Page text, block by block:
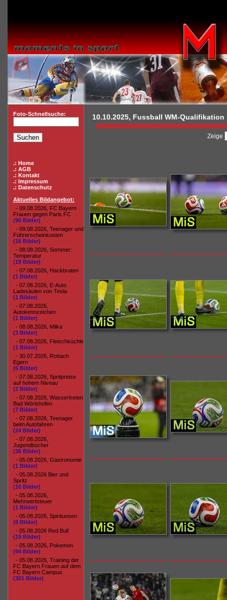
Foto-Schnellsuche:
.: Home
.: AGB
.: Kontakt
.: Impressum
.: Datenschutz
Aktuelles Bildangebot:
- 09.08.2026, FC Bayern
Frauen gegen Paris FC
(90 Bilder)
- 09.08.2026, Teenager und
Führerscheinkosten
(16 Bilder)
- 08.08.2026, Sommer:
Temperatur
(19 Bilder)
- 07.08.2026, Hackbraten
(1 Bilder)
- 07.08.2026, E-Auto
Ladesäulen von Tesla
(1 Bilder)
- 07.08.2026,
Autokennzeichen
(1 Bilder)
- 08.08.2026, Milka
(3 Bilder)
- 07.08.2026, Fleischküchle
(1 Bilder)
- 30.07.2026, Rottach
Egern
(6 Bilder)
- 07.08.2026, Spritpreise
auf hohem Niveau
(2 Bilder)
- 07.08.2026, Wassertreten
Bad Wörishofen
(7 Bilder)
- 07.08.2026, Teenager
beim Autofahren
(24 Bilder)
- 07.08.2026,
Jugendbücher
(36 Bilder)
- 05.08.2026, Gastronomie
(1 Bilder)
- 05.08.2026 Bier und
Spritz
(10 Bilder)
- 05.08.2026,
Mehrwertsteuer
(1 Bilder)
- 05.08.2026, Spirituosen
(8 Bilder)
- 05.08.2026 Red Bull
(19 Bilder)
- 05.08.2026, Pokemon
(94 Bilder)
- 05.08.2026, Training der
FC Bayern Frauen auf dem
FC Bayern Campus
(301 Bilder)
10.10.2025, Fussball WM-
Zeige